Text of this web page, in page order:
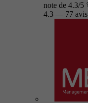
note de 4.3/5
4.3 — 77 avis